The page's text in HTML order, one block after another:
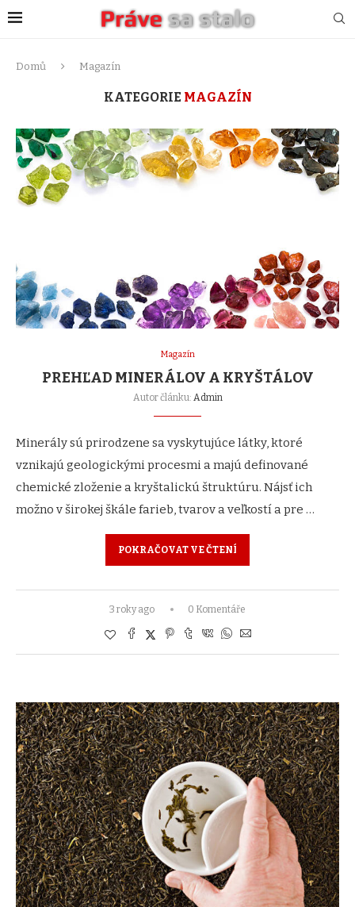
Domů Magazín
KATEGORIE MAGAZÍN
Magazín
PREHĽAD MINERÁLOV A KRYŠTÁLOV
Autor článku: Admin
Minerály sú prirodzene sa vyskytujúce látky, ktoré
vznikajú geologickými procesmi a majú definované
chemické zloženie a kryštalickú štruktúru. Nájsť ich
možno v širokej škále farieb, tvarov a veľkostí a pre …
POKRAČOVAT VE ČTENÍ
3 roky ago 0 Komentáře